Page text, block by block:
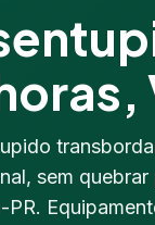
sem
PR.